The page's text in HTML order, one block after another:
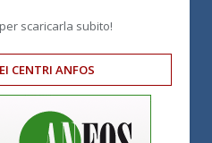
scaricarla subito!
CENTRI ANFOS